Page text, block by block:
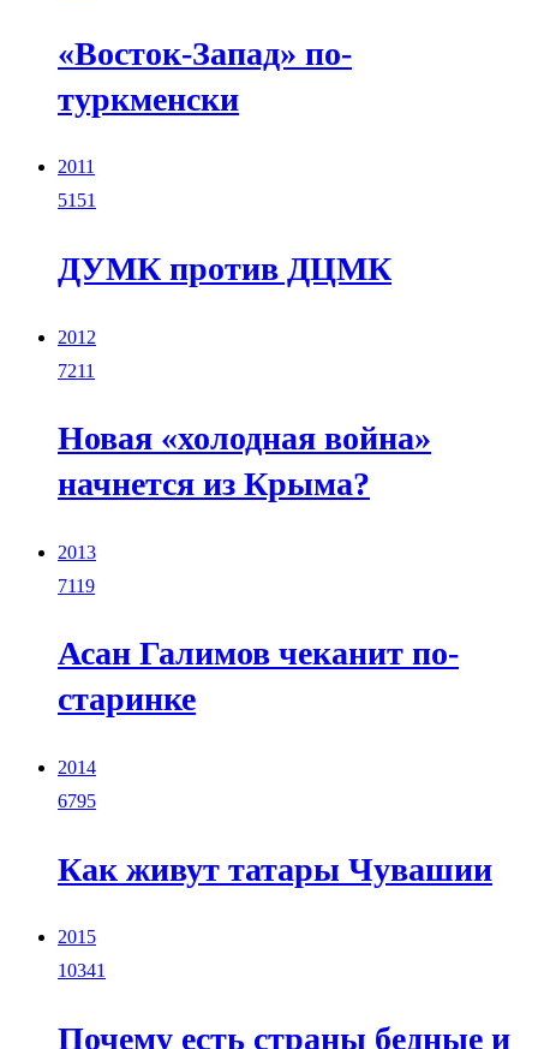
«Восток-Запад» по-
туркменски
2011
5151
ДУМК против ДЦМК
2012
7211
Новая «холодная война»
начнется из Крыма?
2013
7119
Асан Галимов чеканит по-
старинке
2014
6795
Как живут татары Чувашии
2015
10341
Почему есть страны бедные и